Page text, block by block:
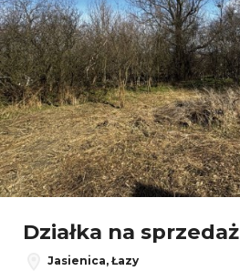
Działka na sprzedaż
Jasienica, Łazy